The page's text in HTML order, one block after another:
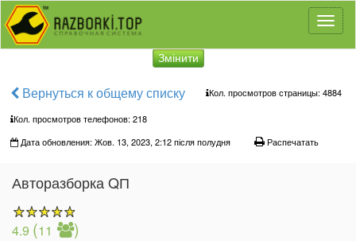
Змінити
Вернуться к общему списку Кол. просмотров страницы: 4884
Кол. просмотров телефонов: 218
Дата обновления: Жов. 13, 2023, 2:12 після полудня
Распечатать
Авторазборка QП
4.9 (11 )